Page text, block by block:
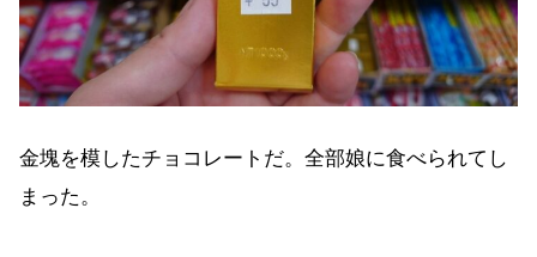
金塊を模したチョコレートだ。全部娘に食べられてし
まった。